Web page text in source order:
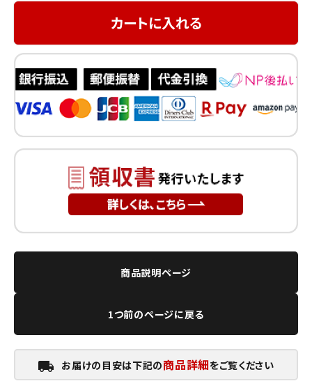
カートに入れる
商品説明ページ
1つ前のページに戻る
local_shipping お届けの目安は下記の商品詳細をご覧ください